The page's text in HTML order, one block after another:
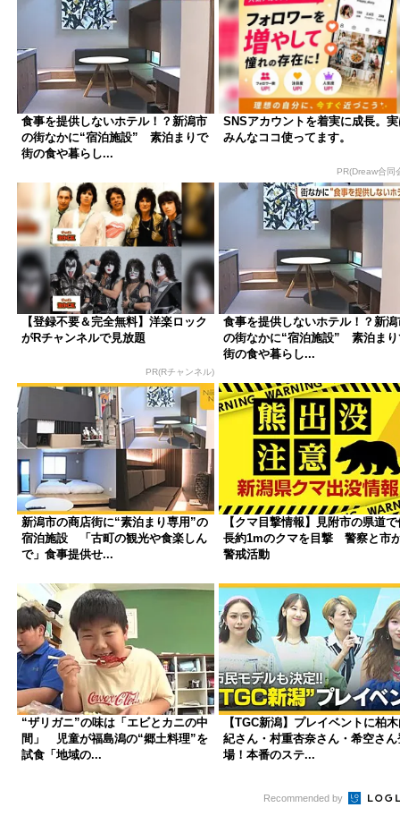
食事を提供しないホテル！？新潟市
の街なかに“宿泊施設” 素泊まりで
街の食や暮らし...
SNSアカウントを着実に成長。
みんなココ使ってます。
PR(Dreaw合同
【登録不要＆完全無料】洋楽ロック
がRチャンネルで見放題
PR(Rチャンネル)
食事を提供しないホテル！？新潟
の街なかに“宿泊施設” 素泊まり
街の食や暮らし...
新潟市の商店街に“素泊まり専用”の
宿泊施設 「古町の観光や食楽しん
で」食事提供せ...
【クマ目撃情報】見附市の県道で
長約1mのクマを目撃 警察と市
警戒活動
“ザリガニ”の味は「エビとカニの中
間」 児童が福島潟の“郷土料理”を
試食「地域の...
【TGC新潟】プレイベントに柏
紀さん・村重杏奈さん・希空さん
場！本番のステ...
Recommended by